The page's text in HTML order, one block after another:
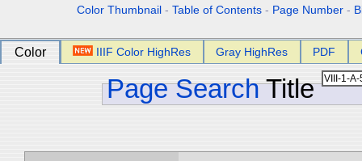
Color Thumbnail -Table of Contents - Page Number -
Color IIIF Color HighRes Gray HighRes PDF
Page Search Title